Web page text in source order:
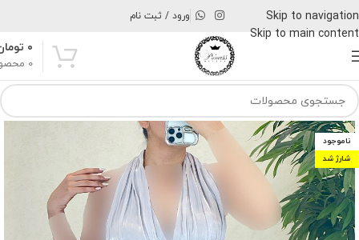
Skip to navigation
Skip to main content
ورود / ثبت نام
0
۰
ناموجود
شارژ شد